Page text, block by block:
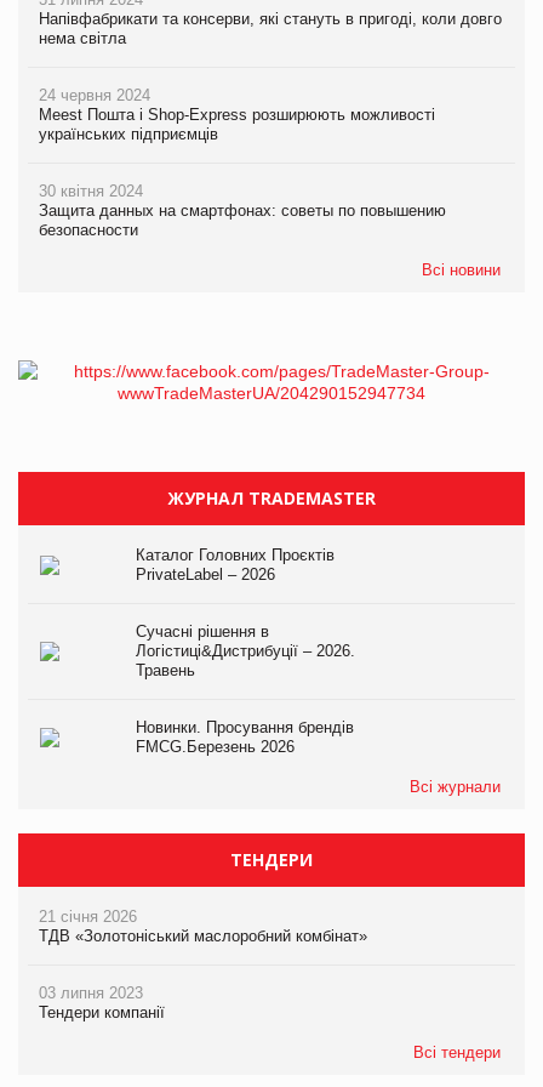
Напівфабрикати та консерви, які стануть в пригоді, коли довго
нема світла
24 червня 2024
Meest Пошта і Shop-Express розширюють можливості
українських підприємців
30 квітня 2024
Защита данных на смартфонах: советы по повышению
безопасности
Всі новини
ЖУРНАЛ TRADEMASTER
Каталог Головних Проєктів
PrivateLabel – 2026
Сучасні рішення в
Логістиці&Дистрибуції – 2026.
Травень
Новинки. Просування брендів
FMCG.Березень 2026
Всі журнали
ТЕНДЕРИ
21 січня 2026
ТДВ «Золотоніський маслоробний комбінат»
03 липня 2023
Тендери компанії
Всі тендери